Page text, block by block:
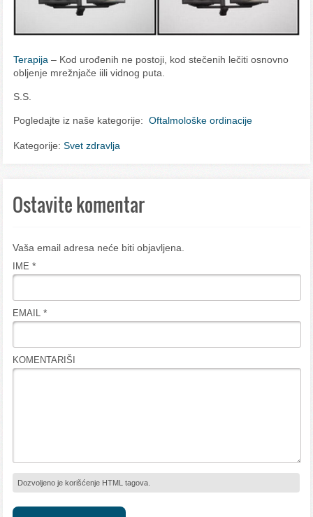
Terapija – Kod urođenih ne postoji, kod stečenih lečiti osnovno
obljenje mrežnjače iili vidnog puta.
S.S.
Pogledajte iz naše kategorije:Oftalmološke ordinacije
Kategorije:Svet zdravlja
Ostavite komentar
Vaša email adresa neće biti objavljena.
IME *
EMAIL *
KOMENTARIŠI
Dozvoljeno je korišćenje HTML tagova.